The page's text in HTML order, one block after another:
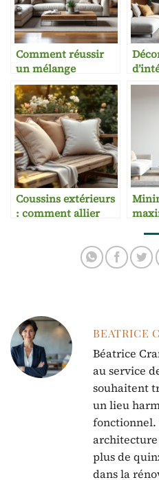
Comment réussir
un mélange
moderne et rustique
sur
Coussins extérieurs
: comment allier
BEATRICE
Béatrice
au service
souhaitent
un lieu
fonctionnel.
plus de
dans la